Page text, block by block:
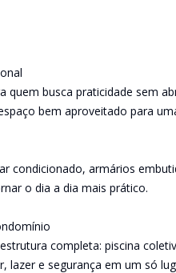
quem busca praticidade sem
bem aproveitado para
condicionado, armários
o dia a dia mais prático.
completa: piscina
lazer e segurança em um só